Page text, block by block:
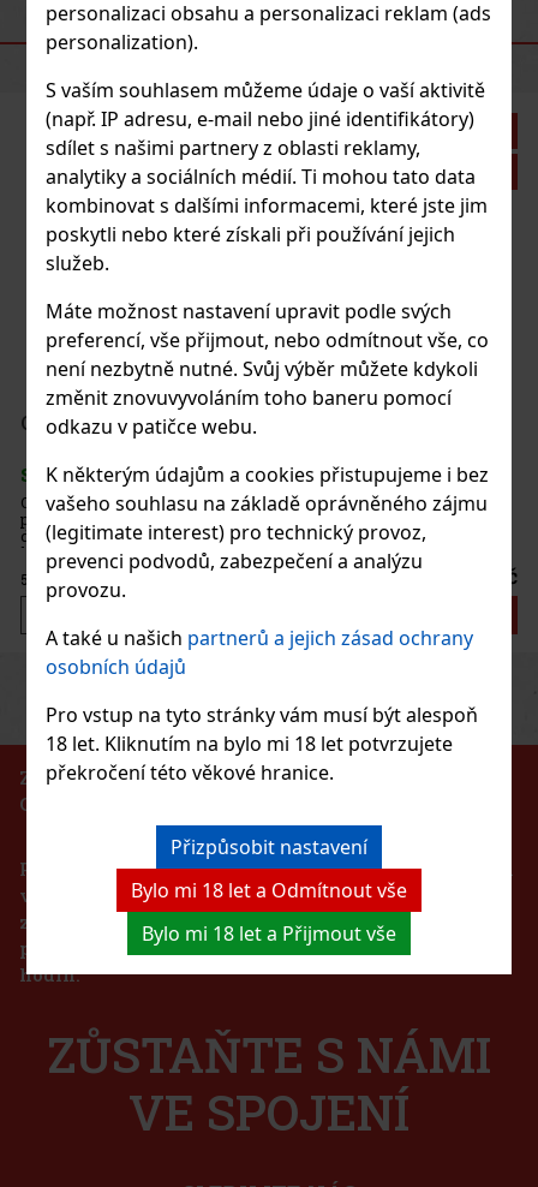
personalizaci obsahu a personalizaci reklam (ads
personalization).
S vaším souhlasem můžeme údaje o vaší aktivitě
(např. IP adresu, e-mail nebo jiné identifikátory)
sdílet s našimi partnery z oblasti reklamy,
analytiky a sociálních médií. Ti mohou tato data
kombinovat s dalšími informacemi, které jste jim
poskytli nebo které získali při používání jejich
služeb.
Máte možnost nastavení upravit podle svých
preferencí, vše přijmout, nebo odmítnout vše, co
není nezbytně nutné. Svůj výběr můžete kdykoli
změnit znovuvyvoláním toho baneru pomocí
odkazu v patičce webu.
K některým údajům a cookies přistupujeme i bez
vašeho souhlasu na základě oprávněného zájmu
(legitimate interest) pro technický provoz,
prevenci podvodů, zabezpečení a analýzu
provozu.
A také u našich partnerů a jejich zásad ochrany
osobních údajů
Pro vstup na tyto stránky vám musí být alespoň
18 let. Kliknutím na bylo mi 18 let potvrzujete
překročení této věkové hranice.
Přizpůsobit nastavení
Bylo mi 18 let a Odmítnout vše
Bylo mi 18 let a Přijmout vše
37 Kč
Novinka
37 Kč
DOPORUČENÉ PRODUKTY
Sleva: 43%
Akce
mátovou
Praktická
do auta,
vždy po ruce. Žvý
57 Kč
Akce
osvěžující
ovocnou chuť a
a díky kompaktnímu
57 Kč
ZÁKAZ PRODEJE ALKOHOLICKÝCH NÁPOJŮ
OSOBÁM MLADŠÍM 18 LET!!!
Podle zákona o evidenci tržeb je prodávající povinen
vystavit kupujícímu účtenku. Zároveň je povinen
zaevidovat přijatou tržbu u správce daně online v
případě technického výpadku pak nejpozději do 48
hodin.
ZŮSTAŇTE S NÁMI
VE SPOJENÍ